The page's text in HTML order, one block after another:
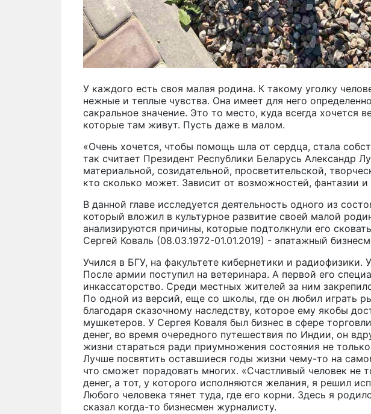
У каждого есть своя малая родина. К такому уголку
нежные и теплые чувства. Она имеет для него
сакральное значение. Это то место, куда всегда хочется
которые там живут. Пусть даже в малом.
«Очень хочется, чтобы помощь шла от сердца, стала
так считает Президент Республики Беларусь Александр
материальной, созидательной, просветительской,
кто сколько может. Зависит от возможностей, фантазии
В данной главе исследуется деятельность одного из
который вложил в культурное развитие своей малой
анализируются причины, которые подтолкнули его
Сергей Коваль (08.03.1972-01.01.2019) - эпатажный
Учился в БГУ, на факультете кибернетики и радиофизики.
После армии поступил на ветеринара. А первой его
инкассаторство. Среди местных жителей за ним
По одной из версий, еще со школы, где он любил играть
благодаря сказочному наследству, которое ему якобы
мушкетеров. У Сергея Коваля был бизнес в сфере
денег, во время очередного путешествия по Индии, он
жизни стараться ради приумножения состояния не
Лучше посвятить оставшиеся годы жизни чему-то на
что сможет порадовать многих. «Счастливый человек не
денег, а тот, у которого исполняются желания, я решил
Любого человека тянет туда, где его корни. Здесь я
сказал когда-то бизнесмен журналисту.